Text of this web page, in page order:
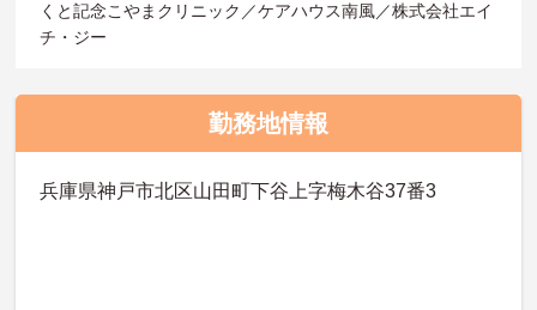
くと記念こやまクリニック／ケアハウス南風／株式会社エイ
チ・ジー
勤務地情報
兵庫県神戸市北区山田町下谷上字梅木谷37番3